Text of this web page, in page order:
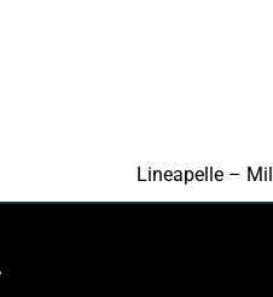
Lineapelle –